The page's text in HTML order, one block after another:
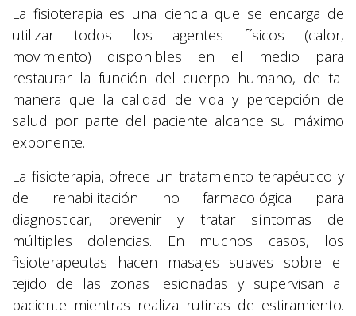
La fisioterapia es una ciencia que se encarga de
utilizar todos los agentes físicos (calor,
movimiento) disponibles en el medio para
restaurar la función del cuerpo humano, de tal
manera que la calidad de vida y percepción de
salud por parte del paciente alcance su máximo
exponente.
La fisioterapia, ofrece un tratamiento terapéutico y
de rehabilitación no farmacológica para
diagnosticar, prevenir y tratar síntomas de
múltiples dolencias. En muchos casos, los
fisioterapeutas hacen masajes suaves sobre el
tejido de las zonas lesionadas y supervisan al
paciente mientras realiza rutinas de estiramiento.